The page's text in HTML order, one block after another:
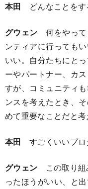
本田 どんなことを
グウェン
何をやっ
ンティアに行っても
いい。自分たちにと
ーやパートナー、カ
すが、コミュニティ
ンスを考えたとき、
めて重要なことだと考
本田 すごくいいプロ
グウェン
この取り
ったほうがいい、と